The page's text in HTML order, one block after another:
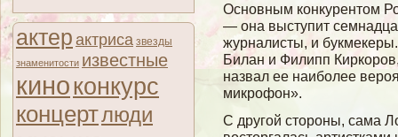
актер актриса звезды
знаменитости известные
киноконкурс
концертлюди
Основным конкурентом
— она выступит
журналисты, и
Билан и Филипп
назвал ее наиболее
микрофон».
С другой стороны, сама